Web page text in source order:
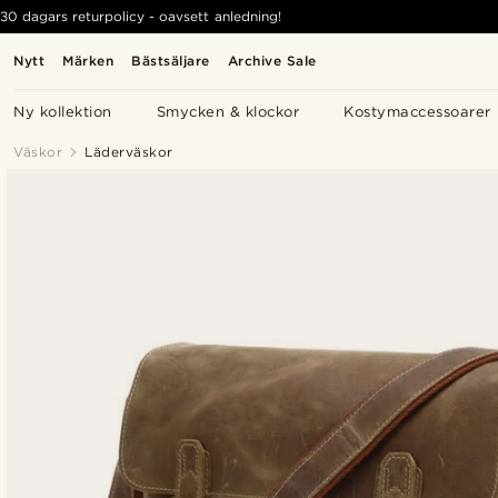
Nytt Märken Bästsäljare Archive Sale
Ny kollektion Smycken & klockor Kostymaccessoarer
30 dagars returpolicy - oavsett anledning!
Väskor Läderväskor